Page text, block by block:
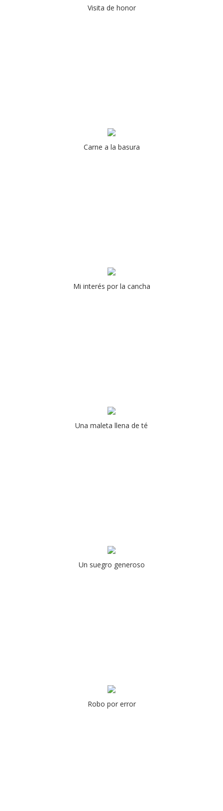
Visita de honor
Carne a la basura
Mi interés por la cancha
Una maleta llena de té
Un suegro generoso
Robo por error